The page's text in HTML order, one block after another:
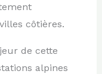
côtières.
de cette
alpines